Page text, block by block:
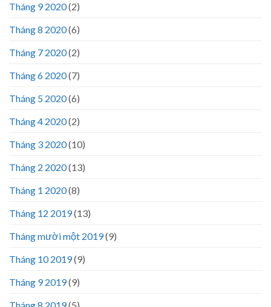
Tháng 9 2020(2)
Tháng 8 2020(6)
Tháng 7 2020(2)
Tháng 6 2020(7)
Tháng 5 2020(6)
Tháng 4 2020(2)
Tháng 3 2020(10)
Tháng 2 2020(13)
Tháng 1 2020(8)
Tháng 12 2019(13)
Tháng mười một 2019(9)
Tháng 10 2019(9)
Tháng 9 2019(9)